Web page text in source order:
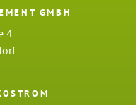
GMBH
4